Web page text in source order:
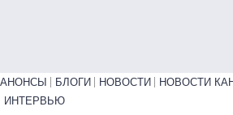
Primary links bottom
АНОНСЫ БЛОГИ НОВОСТИ НОВОСТИ
ИНТЕРВЬЮ